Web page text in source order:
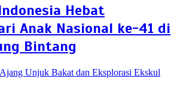
Hebat
Anak Nasional ke-41 di
Bintang